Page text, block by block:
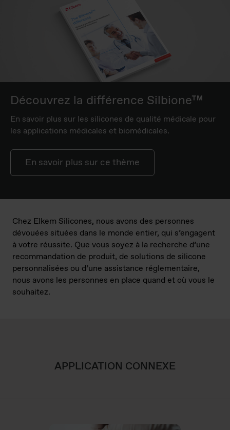
Découvrez la différence Silbione™
En savoir plus sur les silicones de qualité médicale pour
les applications médicales et biomédicales.
En savoir plus sur ce thème
Chez Elkem Silicones, nous avons des personnes
dévouées situées dans le monde entier, qui s’engagent
à votre réussite. Que vous soyez à la recherche d’une
recommandation de produit, de solutions de silicone
personnalisées ou d’une assistance réglementaire,
nous avons les personnes en place quand et où vous le
souhaitez.
APPLICATION CONNEXE